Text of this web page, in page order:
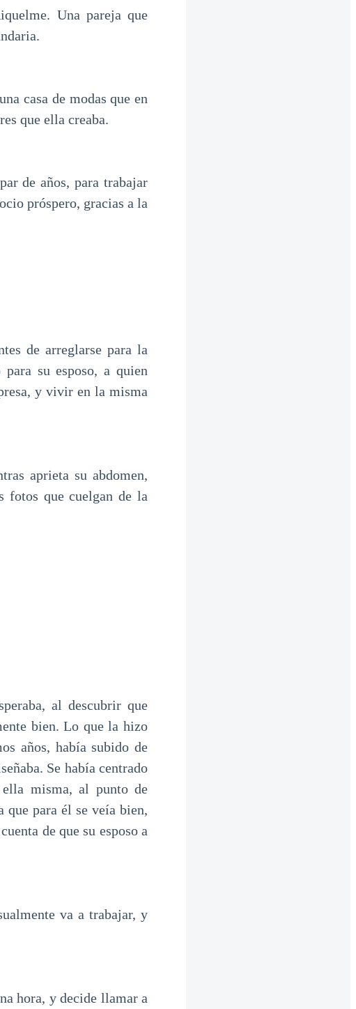
Una pareja que
casa de modas que en
que ella creaba.
de años, para trabajar
próspero, gracias a la
de arreglarse para la
su esposo, a quien
y vivir en la misma
aprieta su abdomen,
fotos que cuelgan de la
al descubrir que
bien. Lo que la hizo
años, había subido de
Se había centrado
misma, al punto de
que para él se veía bien,
de que su esposo a
va a trabajar, y
hora, y decide llamar a